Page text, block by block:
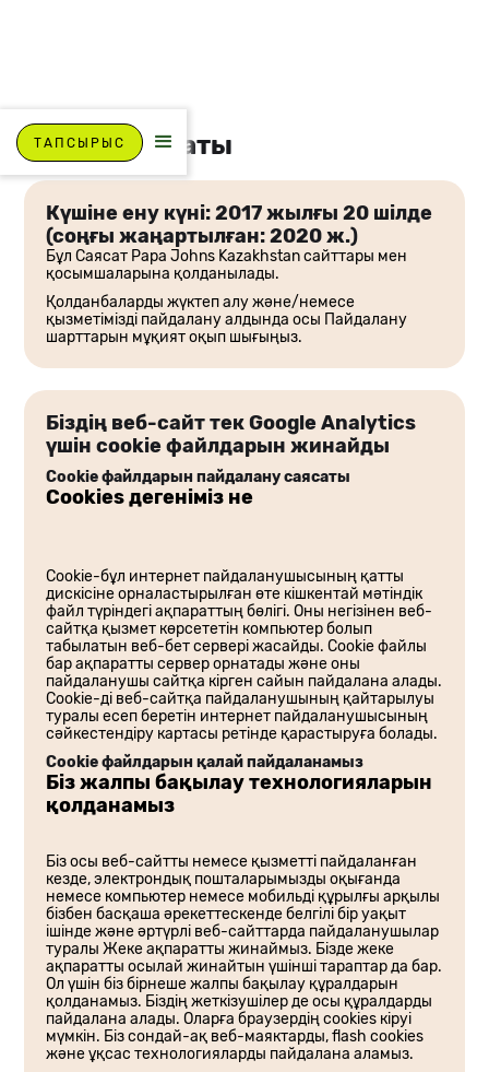
ТАПСЫРЫС
Cookie саясаты
Күшіне ену күні: 2017 жылғы 20 шілде
(соңғы жаңартылған: 2020 ж.)
Бұл Саясат Papa Johns Kazakhstan сайттары мен
қосымшаларына қолданылады.
Қолданбаларды жүктеп алу және/немесе
қызметімізді пайдалану алдында осы Пайдалану
шарттарын мұқият оқып шығыңыз.
Біздің веб-сайт тек Google Analytics
үшін cookie файлдарын жинайды
Cookie файлдарын пайдалану саясаты
Cookies дегеніміз не
Cookie-бұл интернет пайдаланушысының қатты
дискісіне орналастырылған өте кішкентай мәтіндік
файл түріндегі ақпараттың бөлігі. Оны негізінен веб-
сайтқа қызмет көрсететін компьютер болып
табылатын веб-бет сервері жасайды. Cookie файлы
бар ақпаратты сервер орнатады және оны
пайдаланушы сайтқа кірген сайын пайдалана алады.
Cookie-ді веб-сайтқа пайдаланушының қайтарылуы
туралы есеп беретін интернет пайдаланушысының
сәйкестендіру картасы ретінде қарастыруға болады.
Cookie файлдарын қалай пайдаланамыз
Біз жалпы бақылау технологияларын
қолданамыз
Біз осы веб-сайтты немесе қызметті пайдаланған
кезде, электрондық пошталарымызды оқығанда
немесе компьютер немесе мобильді құрылғы арқылы
бізбен басқаша әрекеттескенде белгілі бір уақыт
ішінде және әртүрлі веб-сайттарда пайдаланушылар
туралы Жеке ақпаратты жинаймыз. Бізде жеке
ақпаратты осылай жинайтын үшінші тараптар да бар.
Ол үшін біз бірнеше жалпы бақылау құралдарын
қолданамыз. Біздің жеткізушілер де осы құралдарды
пайдалана алады. Оларға браузердің cookies кіруі
мүмкін. Біз сондай-ақ веб-маяктарды, flash cookies
және ұқсас технологияларды пайдалана аламыз.